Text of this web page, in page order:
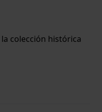
colección histórica